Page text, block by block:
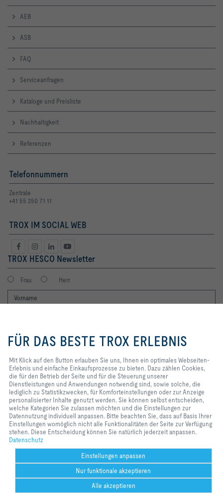
Help Desk Weitere
AEB
ASB
FAQ
Serviceanfragen
Kataloge und Preisliste
Nachhaltigkeit
Referenzen
Telefonnummern
Zentrale
+41 55 250 71 11
TROX IM SOCIAL WEB
TROX HESCO Newsletter
Frau Herr
Ich möchte den Newsletter der TROX SE erhalten. Die Hinweise zum
Datenschutz habe ich gelesen. Selbstverständlich können Sie sich
jederzeit problemlos vom Newsletter wieder abmelden. Am Ende eines
jeden Newsletters finden Sie einen entsprechenden Abmeldelink.
Jetzt abonnieren
Home Kontakt
2026 © TROX HESCO Schweiz AG
Sie uns, Ihnen ein optimales
Webseiten-Erlebnis und einfache
zählen Cookies, die für den
Betrieb der Seite und für die
Steuerung unserer
Dienstleistungen und
Anwendungen notwendig sind,
sowie solche, die lediglich zu
Statistikzwecken, für
Komforteinstellungen oder zur
Anzeige personalisierter Inhalte
genutzt werden. Sie können selbst
Sie zulassen möchten und die
Einstellungen zur Datennutzung
individuell anpassen. Bitte
beachten Sie, dass auf Basis Ihrer
Einstellungen womöglich nicht alle
Funktionalitäten der Seite zur
Verfügung stehen. Diese
FÜR DAS BESTE TROX ERLEBNIS
Mit Klick auf den Button erlauben Sie uns, Ihnen ein optimales Webseiten-
Erlebnis und einfache Einkaufsprozesse zu bieten. Dazu zählen Cookies,
die für den Betrieb der Seite und für die Steuerung unserer
Dienstleistungen und Anwendungen notwendig sind, sowie solche, die
lediglich zu Statistikzwecken, für Komforteinstellungen oder zur Anzeige
personalisierter Inhalte genutzt werden. Sie können selbst entscheiden,
welche Kategorien Sie zulassen möchten und die Einstellungen zur
Datennutzung individuell anpassen. Bitte beachten Sie, dass auf Basis Ihrer
Einstellungen womöglich nicht alle Funktionalitäten der Seite zur Verfügung
stehen. Diese Entscheidung können Sie natürlich jederzeit anpassen.
Datenschutz
Einstellungen anpassen
Nur funktionale akzeptieren
Alle akzeptieren